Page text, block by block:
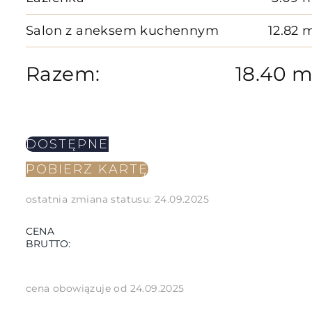
Salon z aneksem kuchennym 12.82
Razem: 18.40
DOSTĘPNE
POBIERZ KARTĘ
ostatnia zmiana statusu: 24.09.2025
CENA
BRUTTO:
cena obowiązuje od 24.09.2025